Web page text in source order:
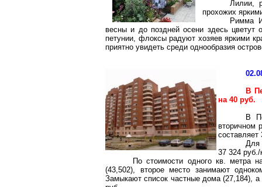
Лилии,
прохожих
Римма
весны и до поздней осени здесь
петунии, флоксы радуют хозяев яркими
приятно увидеть среди однообразия
В
на 40 руб.
В
вторичном
составляет
Для
37 324
По стоимости одного кв. метра
(43,502), второе место занимают
Замыкают список частные дома (27,184), а